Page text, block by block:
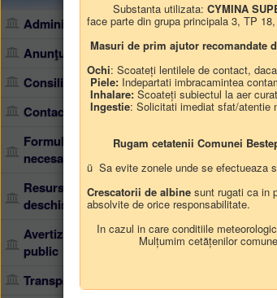
Administraţie
Anunţuri, comunicate
Consiliul local
Contact
Formulare, documente
necesare
Resurse - guvernare
deschisă
Avertizor de interes
public
Transparența decizională
ALTE
• Publicaţii
La
consemnarea
executive,
urmează să
o ședință
fac obiectul
administrației
Substanta utilizata:CYMINA
face parte din grupa principala 3, TP
Masuri de prim ajutor recomandate
Ochi: Scoateți lentilele de contact,
Piele: Indepartati imbracamintea
Inhalare: Scoateți subiectul la aer
Ingestie: Solicitati imediat sfat/atentie
Rugam cetatenii Comunei
ü Sa evite zonele unde se efectueaza
Crescatorii de albine sunt rugati ca in
absolvite de orice responsabilitate.
In cazul in care conditiile
Mulțumim cetățenilor comunei